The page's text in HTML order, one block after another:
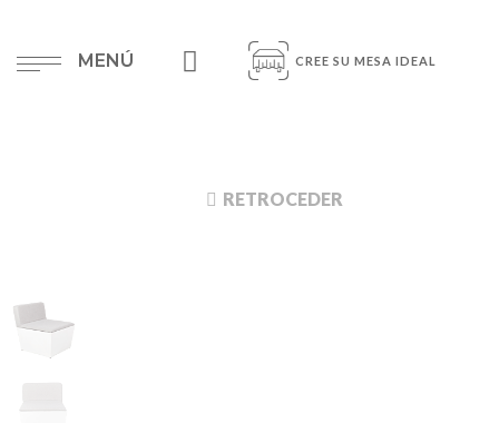
MENÚ CREE SU MESA IDEAL
RETROCEDER